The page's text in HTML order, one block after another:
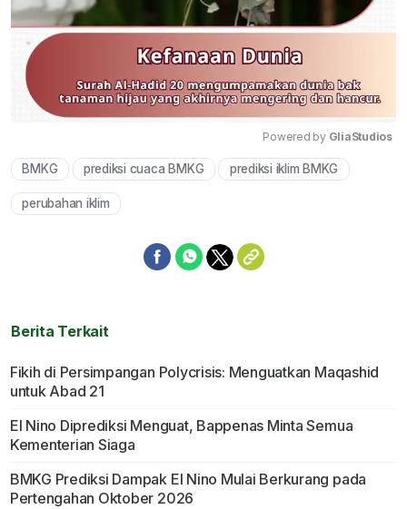
Mute
Powered by GliaStudios
BMKG prediksi cuaca BMKG prediksi iklim BMKG
perubahan iklim
Berita Terkait
Fikih di Persimpangan Polycrisis: Menguatkan Maqashid
untuk Abad 21
El Nino Diprediksi Menguat, Bappenas Minta Semua
Kementerian Siaga
BMKG Prediksi Dampak El Nino Mulai Berkurang pada
Pertengahan Oktober 2026